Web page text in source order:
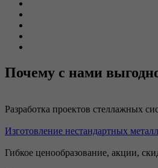
Почему с нами
Разработка проектов стеллажных
Изготовление нестандартных
Гибкое ценообразование, акции,